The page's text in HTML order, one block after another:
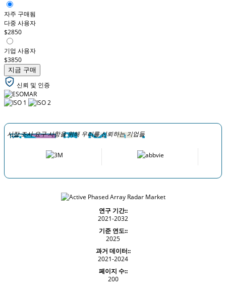
자주 구매됨
다중 사용자
$2850
기업 사용자
$3850
지금 구매
신뢰 및 인증
시장 조사 요구 사항을 위해 우리를 신뢰하는 기업들
연구 기간::
2021-2032
기준 연도::
2025
과거 데이터::
2021-2024
페이지 수::
200